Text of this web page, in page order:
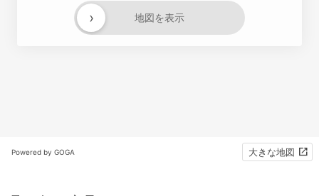
地図を表示
›
Powered by GOGA 大きな地図